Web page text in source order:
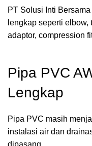
PT Solusi Inti
lengkap seperti elbow,
adaptor, compression
Pipa PVC
Lengkap
Pipa PVC masih
instalasi air dan
dipasang.